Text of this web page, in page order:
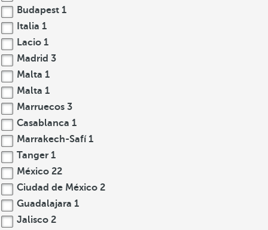
Budapest 1
Italia 1
Lacio 1
Madrid 3
Malta 1
Malta 1
Marruecos 3
Casablanca 1
Marrakech-Safí1
Tanger 1
México 22
Ciudad de México 2
Guadalajara 1
Jalisco 2